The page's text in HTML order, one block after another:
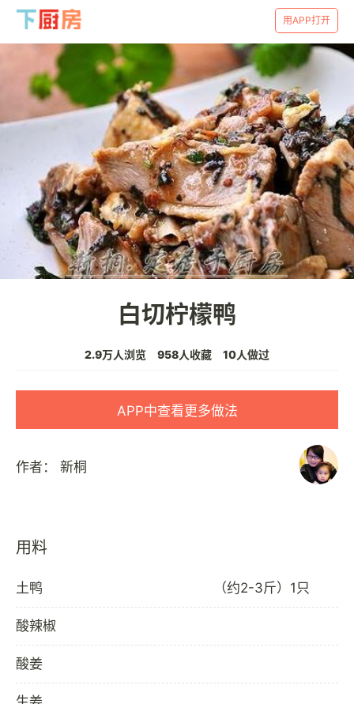
用APP打开
白切柠檬鸭
2.9万人浏览 958人收藏 10人做过
APP中查看更多做法
作者： 新桐
用料
土鸭 （约2-3斤）1只
酸辣椒
酸姜